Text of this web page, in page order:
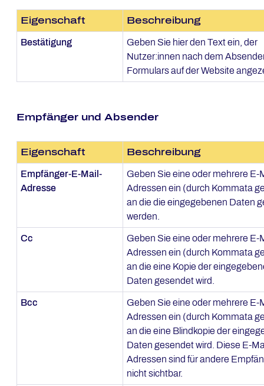
Eigenschaft Beschreibung
Bestätigung
Geben Sie hier den Text ein, der
Nutzer:innen nach dem
Formulars auf der Website
Empfänger und Absender
Eigenschaft Beschreibung
Empfänger-E-Mail-
Adresse
Geben Sie eine oder mehrere E-
Adressen ein (durch Kommata
an die die eingegebenen Daten
werden.
Cc
Geben Sie eine oder mehrere E-
Adressen ein (durch Kommata
an die eine Kopie der
Daten gesendet wird.
Bcc
Geben Sie eine oder mehrere E-
Adressen ein (durch Kommata
an die eine Blindkopie der
Daten gesendet wird. Diese E-
Adressen sind für andere
nicht sichtbar.